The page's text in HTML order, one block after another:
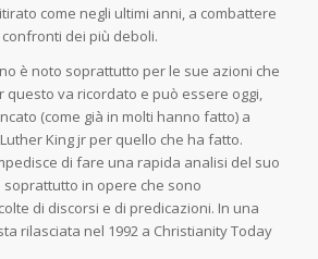
come negli ultimi anni, a combattere
dei più deboli.
è noto soprattutto per le sue azioni che
questo va ricordato e può essere oggi,
(come già in molti hanno fatto) a
King jr per quello che ha fatto.
di fare una rapida analisi del suo
in opere che sono
di discorsi e di predicazioni. In una
rilasciata nel 1992 a Christianity Today